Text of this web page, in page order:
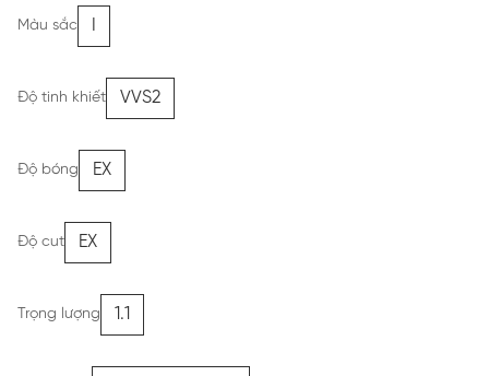
Màu sắc
Độ tinh khiết VVS2
Độ bóng EX
Độ cut EX
Trọng lượng 1.1